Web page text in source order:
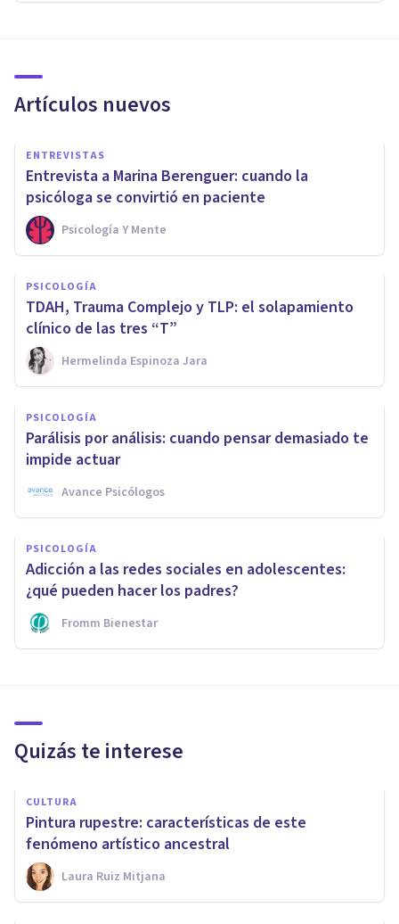
Artículos nuevos
ENTREVISTAS
Entrevista a Marina Berenguer: cuando la
psicóloga se convirtió en paciente
Psicología Y Mente
PSICOLOGÍA
TDAH, Trauma Complejo y TLP: el solapamiento
clínico de las tres “T”
Hermelinda Espinoza Jara
PSICOLOGÍA
Parálisis por análisis: cuando pensar demasiado te
impide actuar
Avance Psicólogos
PSICOLOGÍA
Adicción a las redes sociales en adolescentes:
¿qué pueden hacer los padres?
Fromm Bienestar
Quizás te interese
CULTURA
Pintura rupestre: características de este
fenómeno artístico ancestral
Laura Ruiz Mitjana